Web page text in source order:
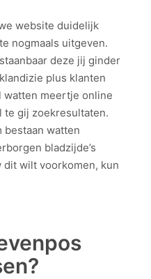
website duidelijk
nogmaals uitgeven.
deze jij ginder
plus klanten
watten meertje online
te gij zoekresultaten.
bestaan watten
bladzijde’s
wilt voorkomen, kun